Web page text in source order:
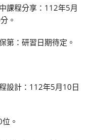
課程分享：112年5月
。
第：研習日期待定。
設計：112年5月10日
。